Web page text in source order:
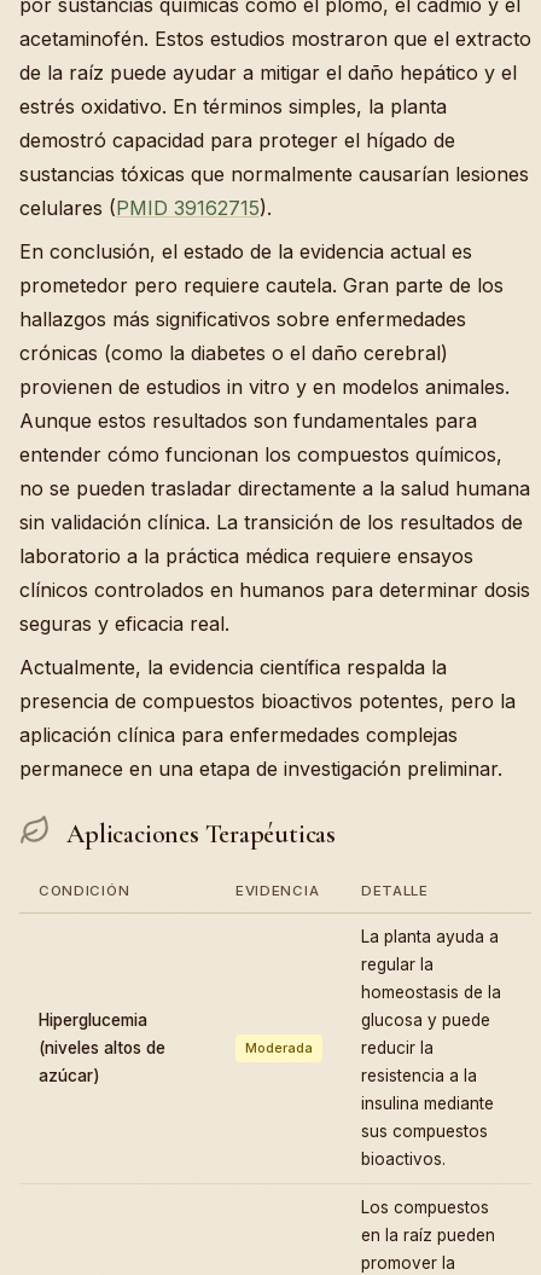
por sustancias químicas como el plomo, el cadmio y el
acetaminofén. Estos estudios mostraron que el extracto
de la raíz puede ayudar a mitigar el daño hepático y el
estrés oxidativo. En términos simples, la planta
demostró capacidad para proteger el hígado de
sustancias tóxicas que normalmente causarían lesiones
celulares (PMID 39162715).
En conclusión, el estado de la evidencia actual es
prometedor pero requiere cautela. Gran parte de los
hallazgos más significativos sobre enfermedades
crónicas (como la diabetes o el daño cerebral)
provienen de estudios in vitro y en modelos animales.
Aunque estos resultados son fundamentales para
entender cómo funcionan los compuestos químicos,
no se pueden trasladar directamente a la salud humana
sin validación clínica. La transición de los resultados de
laboratorio a la práctica médica requiere ensayos
clínicos controlados en humanos para determinar dosis
seguras y eficacia real.
Actualmente, la evidencia científica respalda la
presencia de compuestos bioactivos potentes, pero la
aplicación clínica para enfermedades complejas
permanece en una etapa de investigación preliminar.
Aplicaciones Terapéuticas
CONDICIÓN EVIDENCIA DETALLE
Hiperglucemia
(niveles altos de
azúcar)
Moderada
La planta ayuda a
regular la
homeostasis de la
glucosa y puede
reducir la
resistencia a la
insulina mediante
sus compuestos
bioactivos.
Los compuestos
en la raíz pueden
promover la